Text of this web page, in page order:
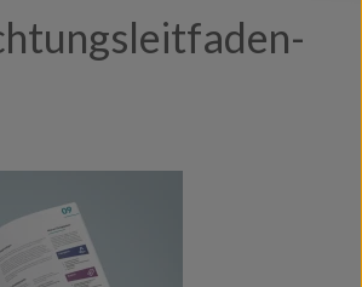
Produkte
FAQs